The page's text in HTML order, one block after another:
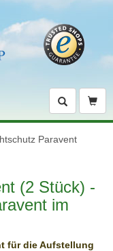
Paravent
(2 Stück) -
im
für die Aufstellung